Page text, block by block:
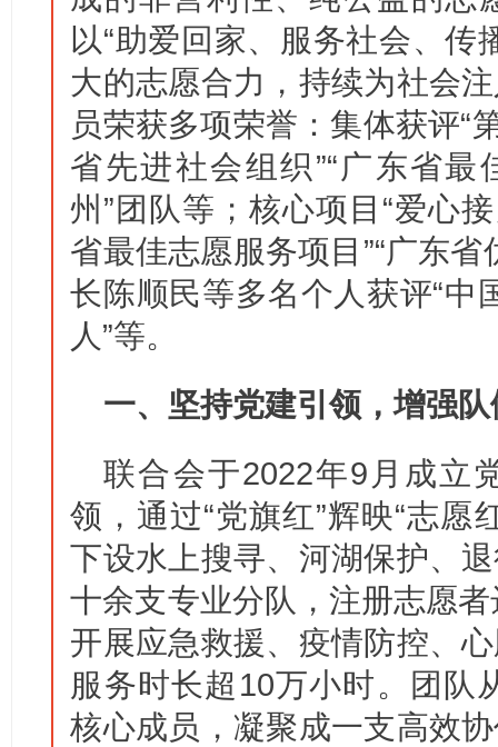
以“助爱回家、服务社会、传
大的志愿合力，持续为社会
员荣获多项荣誉：集体获评“
省先进社会组织”“广东省最
州”团队等；核心项目“爱心
省最佳志愿服务项目”“广东
长陈顺民等多名个人获评“中
人”等。
一、坚持党建引领，增强
联合会于2022年9月成立
领，通过“党旗红”辉映“志愿
下设水上搜寻、河湖保护、
十余支专业分队，注册志愿
开展应急救援、疫情防控、
服务时长超10万小时。团队
核心成员，凝聚成一支高效